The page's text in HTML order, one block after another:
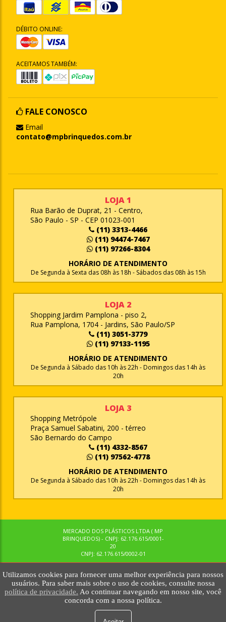
Utilizamos cookies para fornecer uma melhor experiência para nossos
usuários. Para saber mais sobre o uso de cookies, consulte nossa
política de privacidade. Ao continuar navegando em nosso site, você
concorda com a nossa política.
DÉBITO ONLINE:
ACEITAMOS TAMBÉM:
FALE CONOSCO
Email
contato@mpbrinquedos.com.br
LOJA 1
Rua Barão de Duprat, 21 - Centro,
São Paulo - SP - CEP 01023-001
(11) 3313-4466
(11) 94474-7467
(11) 97266-8304
HORÁRIO DE ATENDIMENTO
De Segunda à Sexta das 08h às 18h - Sábados das 08h às 15h
LOJA 2
Shopping Jardim Pamplona - piso 2,
Rua Pamplona, 1704 - Jardins, São Paulo/SP
(11) 3051-3779
(11) 97133-1195
HORÁRIO DE ATENDIMENTO
De Segunda à Sábado das 10h às 22h - Domingos das 14h às
20h
LOJA 3
Shopping Metrópole
Praça Samuel Sabatini, 200 - térreo
São Bernardo do Campo
(11) 4332-8567
(11) 97562-4778
HORÁRIO DE ATENDIMENTO
De Segunda à Sábado das 10h às 22h - Domingos das 14h às
20h
MERCADO DOS PLÁSTICOS LTDA ( MP
BRINQUEDOS) - CNPJ: 62.176.615/0001-
20
CNPJ: 62.176.615/0002-01
© MPBRINQUEDOS. TODOS OS DIREITOS RESERVADOS. MKTNOW